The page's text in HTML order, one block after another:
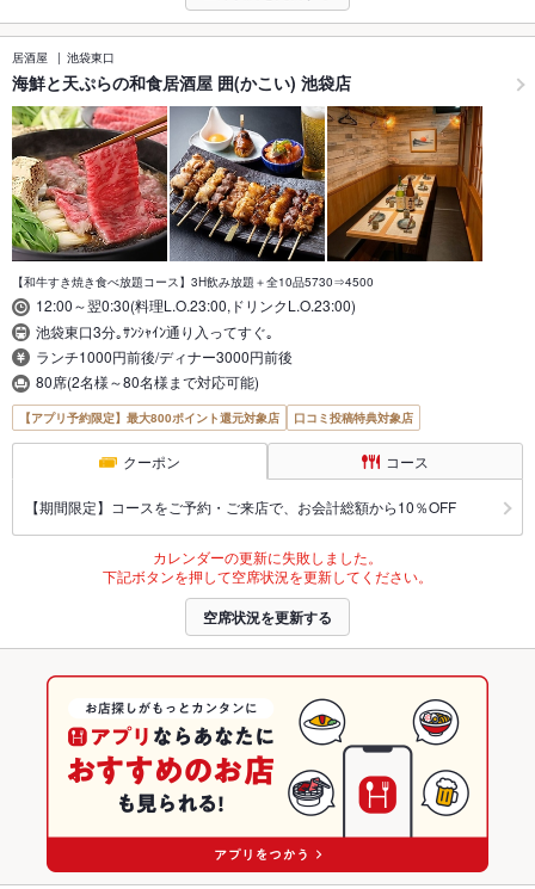
居酒屋 池袋東口
海鮮と天ぷらの和食居酒屋 囲(かこい) 池袋店
【和牛すき焼き食べ放題コース】3H飲み放題＋全10品5730⇒4500
12:00～翌0:30(料理L.O.23:00,ドリンクL.O.23:00)
池袋東口3分｡ｻﾝｼｬｲﾝ通り入ってすぐ｡
ランチ1000円前後/ディナー3000円前後
80席(2名様～80名様まで対応可能)
【アプリ予約限定】最大800ポイント還元対象店 口コミ投稿特典対象店
クーポン コース
【期間限定】コースをご予約・ご来店で、お会計総額から10％OFF
カレンダーの更新に失敗しました。
下記ボタンを押して空席状況を更新してください。
空席状況を更新する